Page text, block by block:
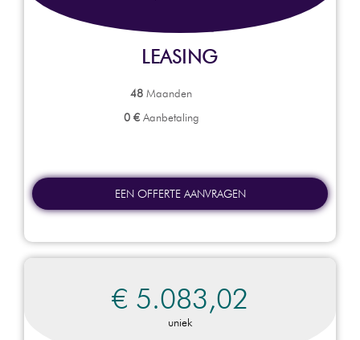
LEASING
48 Maanden
0 €Aanbetaling
EEN OFFERTE AANVRAGEN
€ 5.083,02
uniek